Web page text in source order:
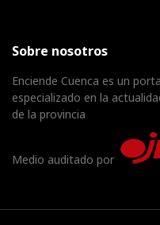
Sobre nosotros
Enciende Cuenca es un
especializado en la
de la provincia
Medio auditado por